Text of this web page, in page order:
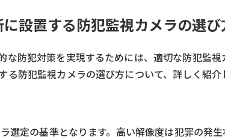
設置する防犯監視カメラの選び
な防犯対策を実現するためには、適切な防犯監
防犯監視カメラの選び方について、詳しく紹介
選定の基準となります。高い解像度は犯罪の発